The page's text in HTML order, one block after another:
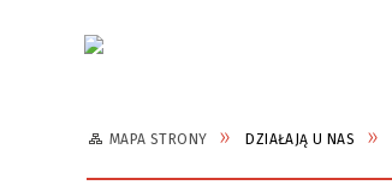
MAPA STRONY DZIAŁAJĄ U NAS